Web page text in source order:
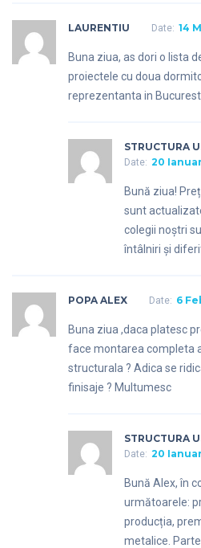
LAURENTIU Date: 14
Buna ziua, as dori o lista
proiectele cu doua
reprezentanta in
STRUCTURA
Date: 20
Bună ziua!
sunt
colegii noștri
întâlniri și
POPA ALEX Date: 6
Buna ziua ,daca platesc
face montarea completa
structurala ? Adica se
finisaje ? Multumesc
STRUCTURA
Date: 20
Bună Alex, în
următoarele:
producția,
metalice.